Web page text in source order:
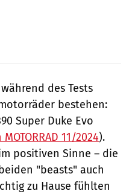
des Tests
bestehen:
Super Duke Evo
11/2024).
positiven Sinne – die
"beasts" auch
zu Hause fühlten